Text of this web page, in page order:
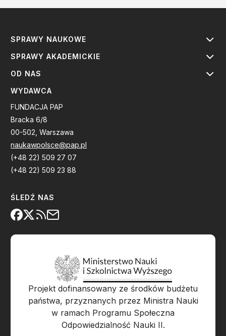
SPRAWY NAUKOWE
SPRAWY AKADEMICKIE
OD NAS
WYDAWCA
FUNDACJA PAP
Bracka 6/8
00-502, Warszawa
naukawpolsce@pap.pl
(+48 22) 509 27 07
(+48 22) 509 23 88
ŚLEDŹ NAS
Projekt dofinansowany ze środków budżetu
państwa, przyznanych przez Ministra Nauki
w ramach Programu Społeczna
Odpowiedzialność Nauki II.